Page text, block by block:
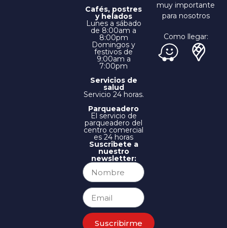
Cafés, postres
y helados
Lunes a sábado
de 8:00am a
8:00pm
Domingos y
festivos de
9:00am a
7:00pm
Servicios de
salud
Servicio 24 horas.
Parqueadero
El servicio de
parqueadero del
centro comercial
es 24 horas
Suscribete a
nuestro
newsletter:
Suscribirme
muy importante
para nosotros
Como llegar: